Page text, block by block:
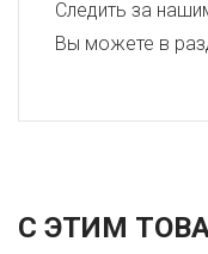
Следить за
Вы можете в
С ЭТИМ